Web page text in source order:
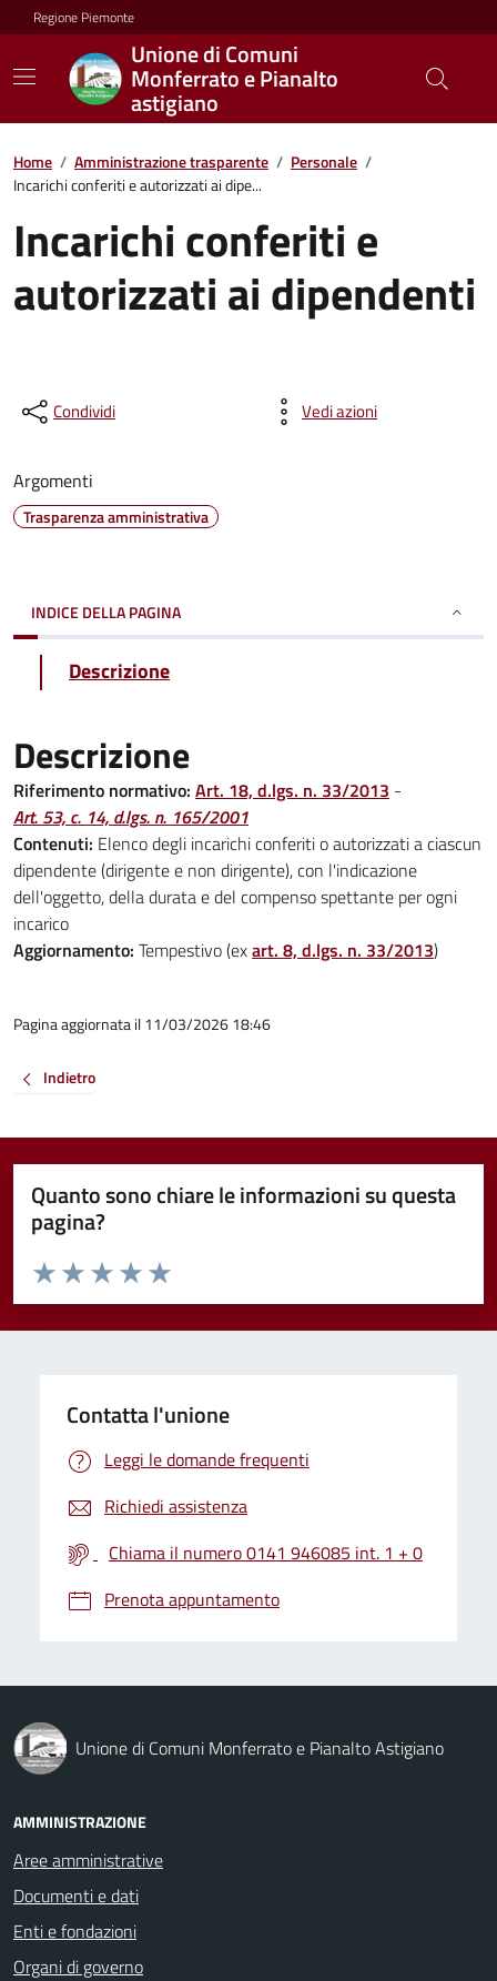
Regione Piemonte
Unione di Comuni
Monferrato e Pianalto
astigiano
Home / Amministrazione trasparente / Personale /
Incarichi conferiti e autorizzati ai dipe...
Incarichi conferiti e
autorizzati ai dipendenti
Condividi Vedi azioni
Argomenti
Trasparenza amministrativa
INDICE DELLA PAGINA
Descrizione
Descrizione
Riferimento normativo: Art. 18, d.lgs. n. 33/2013 -
Art. 53, c. 14, d.lgs. n. 165/2001
Contenuti: Elenco degli incarichi conferiti o autorizzati a ciascun
dipendente (dirigente e non dirigente), con l'indicazione
dell'oggetto, della durata e del compenso spettante per ogni
incarico
Aggiornamento: Tempestivo (exart. 8, d.lgs. n. 33/2013)
Pagina aggiornata il 11/03/2026 18:46
Indietro
Quanto sono chiare le informazioni su questa
pagina?
Valuta da 1 a 5 stelle la pagina
Valuta 5 stelle su 5
Valuta 4 stelle su 5
Valuta 3 stelle su 5
Valuta 2 stelle su 5
Valuta 1 stelle su 5
Contatta l'unione
Leggi le domande frequenti
Richiedi assistenza
Chiama il numero 0141 946085 int. 1 + 0
Prenota appuntamento
Unione di Comuni Monferrato e Pianalto Astigiano
AMMINISTRAZIONE
Aree amministrative
Documenti e dati
Enti e fondazioni
Organi di governo